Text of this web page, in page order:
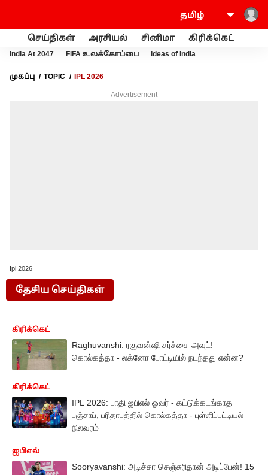
செய்திகள் அரசியல் சினிமா கிரிக்கெட்
India At 2047 FIFA உலக்கோப்பை Ideas of India
முகப்பு TOPIC IPL 2026
Advertisement
Ipl 2026
தேசிய செய்திகள்
கிரிக்கெட்
Raghuvanshi: ரகுவன்ஷி சர்ச்சை அவுட்!
கொல்கத்தா - லக்னோ போட்டியில் நடந்தது என்ன?
கிரிக்கெட்
IPL 2026: பாதி ஐபிஎல் ஓவர் - கட்டுக்கடங்காத
பஞ்சாப், பரிதாபத்தில் கொல்கத்தா - புள்ளிப்பட்டியல்
நிலவரம்
ஐபிஎல்
Sooryavanshi: அடிச்சா செஞ்சுரிதான் அடிப்பேன்! 15